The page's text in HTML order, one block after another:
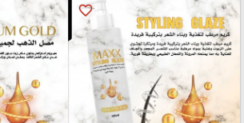
favorite_border